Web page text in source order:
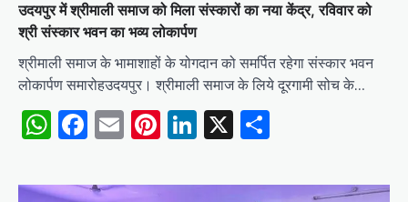
उदयपुर में श्रीमाली समाज को मिला संस्कारों का नया केंद्र, रविवार को
श्री संस्कार भवन का भव्य लोकार्पण
श्रीमाली समाज के भामाशाहों के योगदान को समर्पित रहेगा संस्कार भवन
लोकार्पण समारोहउदयपुर। श्रीमाली समाज के लिये दूरगामी सोच के…
WhatsApp
Facebook
EmailPinterest
LinkedIn
X